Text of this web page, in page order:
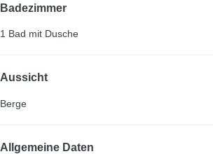
Badezimmer
1 Bad mit Dusche
Aussicht
Berge
Allgemeine Daten